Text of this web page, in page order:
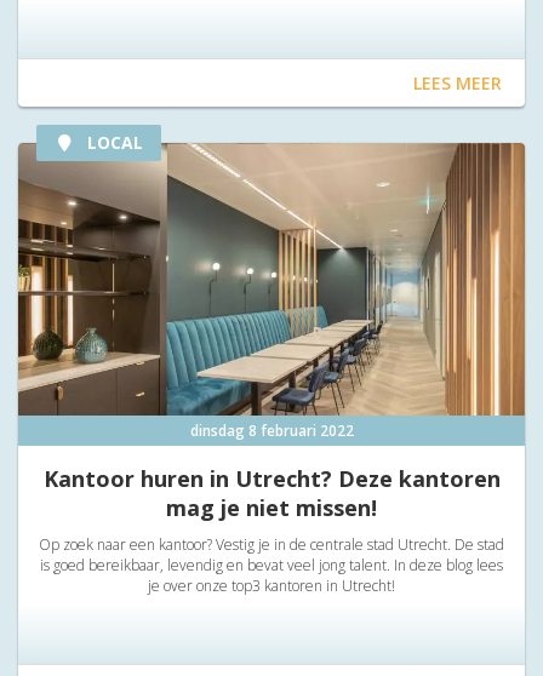
LEES MEER
LOCAL
dinsdag 8 februari 2022
Kantoor huren in Utrecht? Deze kantoren
mag je niet missen!
Op zoek naar een kantoor? Vestig je in de centrale stad Utrecht. De stad
is goed bereikbaar, levendig en bevat veel jong talent. In deze blog lees
je over onze top3 kantoren in Utrecht!